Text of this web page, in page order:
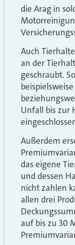
die Arag in
Auch
an der
geschraubt.
Unfall bis zur
Außerdem
das eigene
und dessen
nicht zahlen
allen drei
auf bis zu 30